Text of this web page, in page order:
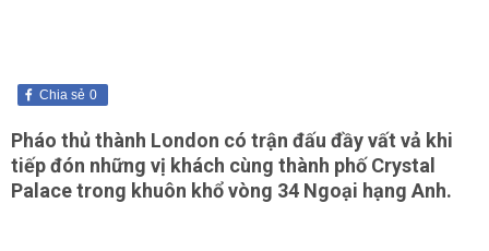
0
Chia sẻ
Pháo thủ thành London có trận đấu đầy vất vả khi
tiếp đón những vị khách cùng thành phố Crystal
Palace trong khuôn khổ vòng 34 Ngoại hạng Anh.